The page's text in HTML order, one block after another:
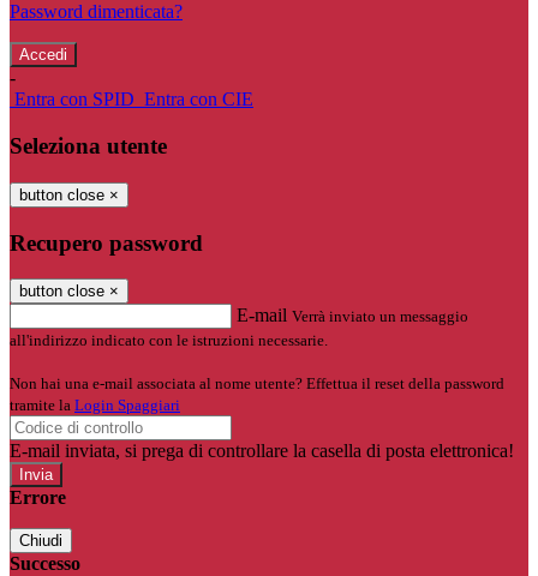
Password dimenticata?
-
Entra con SPID Entra con CIE
Seleziona utente
button close ×
Recupero password
button close ×
E-mail Verrà inviato un messaggio
all'indirizzo indicato con le istruzioni necessarie.
Non hai una e-mail associata al nome utente? Effettua il reset della password
tramite la Login Spaggiari
E-mail inviata, si prega di controllare la casella di posta elettronica!
Errore
Chiudi
Successo